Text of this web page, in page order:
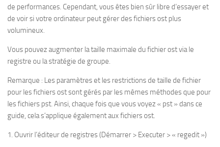
de performances. Cependant, vous êtes bien sûr libre d’essayer et
de voir si votre ordinateur peut gérer des fichiers ost plus
volumineux.
Vous pouvez augmenter la taille maximale du fichier ost via le
registre ou la stratégie de groupe.
Remarque : Les paramètres et les restrictions de taille de fichier
pour les fichiers ost sont gérés par les mêmes méthodes que pour
les fichiers pst. Ainsi, chaque fois que vous voyez « pst » dans ce
guide, cela s’applique également aux fichiers ost.
1. Ouvrir l’éditeur de registres (Démarrer > Executer > « regedit »)